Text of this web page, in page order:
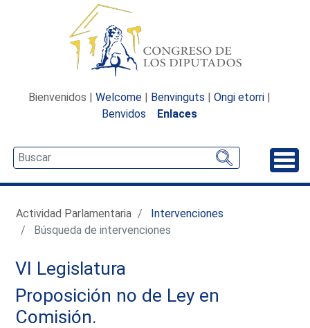
Bienvenidos | Welcome | Benvinguts | Ongi etorri |
Benvidos
Enlaces
Actividad Parlamentaria
Intervenciones
Búsqueda de intervenciones
VI Legislatura
Proposición no de Ley en
Comisión.